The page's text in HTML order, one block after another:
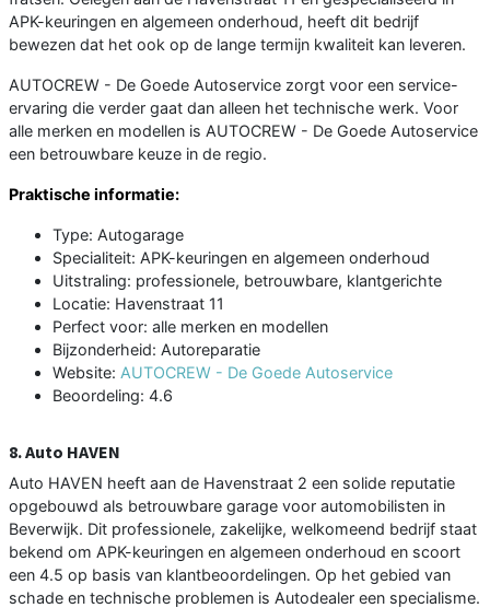
APK-keuringen en algemeen onderhoud, heeft dit bedrijf
bewezen dat het ook op de lange termijn kwaliteit kan leveren.
AUTOCREW - De Goede Autoservice zorgt voor een service-
ervaring die verder gaat dan alleen het technische werk. Voor
alle merken en modellen is AUTOCREW - De Goede Autoservice
een betrouwbare keuze in de regio.
Praktische informatie:
Type: Autogarage
Specialiteit: APK-keuringen en algemeen onderhoud
Uitstraling: professionele, betrouwbare, klantgerichte
Locatie: Havenstraat 11
Perfect voor: alle merken en modellen
Bijzonderheid: Autoreparatie
Website: AUTOCREW - De Goede Autoservice
Beoordeling: 4.6
8. Auto HAVEN
Auto HAVEN heeft aan de Havenstraat 2 een solide reputatie
opgebouwd als betrouwbare garage voor automobilisten in
Beverwijk. Dit professionele, zakelijke, welkomeend bedrijf staat
bekend om APK-keuringen en algemeen onderhoud en scoort
een 4.5 op basis van klantbeoordelingen. Op het gebied van
schade en technische problemen is Autodealer een specialisme.